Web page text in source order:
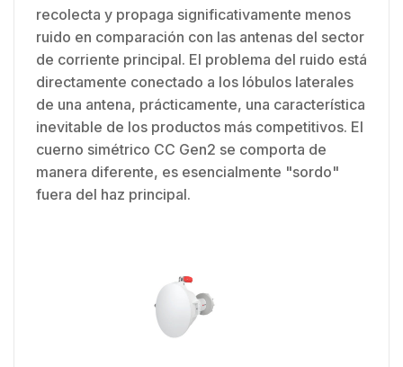
recolecta y propaga significativamente menos
ruido en comparación con las antenas del sector
de corriente principal. El problema del ruido está
directamente conectado a los lóbulos laterales
de una antena, prácticamente, una característica
inevitable de los productos más competitivos. El
cuerno simétrico CC Gen2 se comporta de
manera diferente, es esencialmente "sordo"
fuera del haz principal.